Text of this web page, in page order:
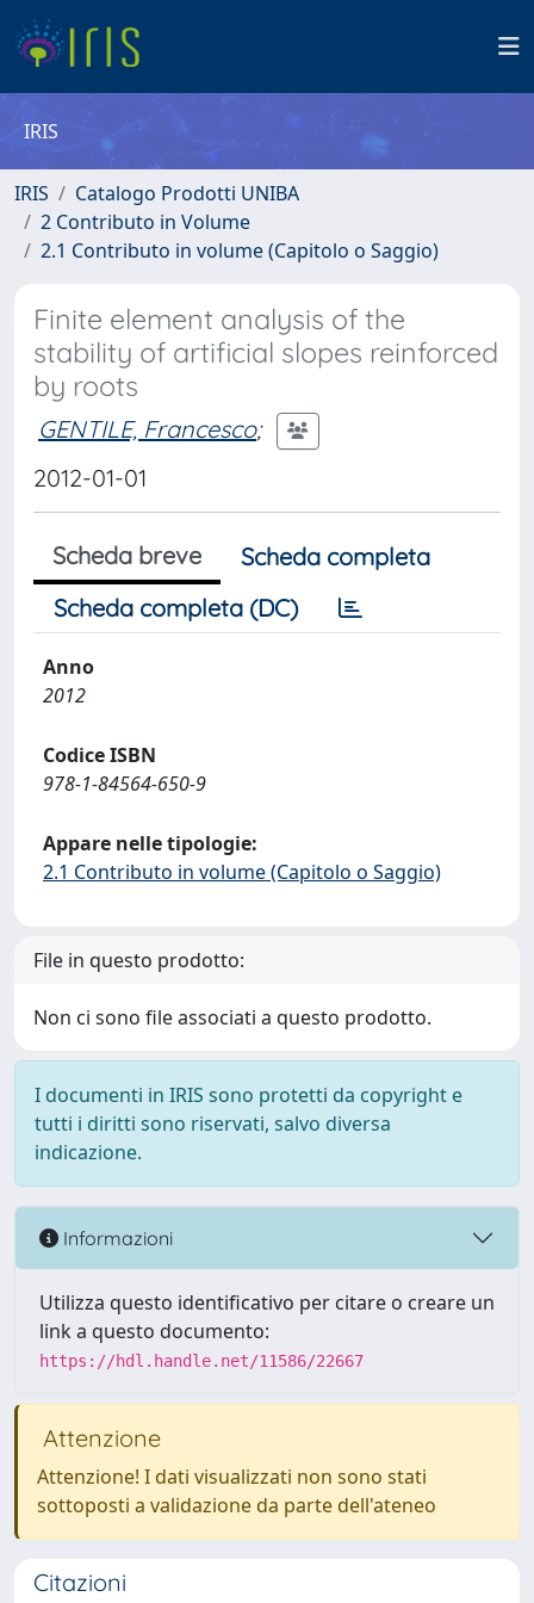
IRIS
IRIS
Catalogo Prodotti UNIBA
2 Contributo in Volume
2.1 Contributo in volume (Capitolo o Saggio)
Finite element analysis of the
stability of artificial slopes reinforced
by roots
GENTILE, Francesco;
2012-01-01
Scheda breve
Scheda completa
Scheda completa (DC)
Anno
2012
Codice ISBN
978-1-84564-650-9
Appare nelle tipologie:
2.1 Contributo in volume (Capitolo o Saggio)
File in questo prodotto:
Non ci sono file associati a questo prodotto.
I documenti in IRIS sono protetti da copyright e
tutti i diritti sono riservati, salvo diversa
indicazione.
Informazioni
Utilizza questo identificativo per citare o creare un
link a questo documento:
https://hdl.handle.net/11586/22667
Attenzione
Attenzione! I dati visualizzati non sono stati
sottoposti a validazione da parte dell'ateneo
Citazioni